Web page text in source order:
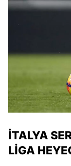
İTALYA
LIGA